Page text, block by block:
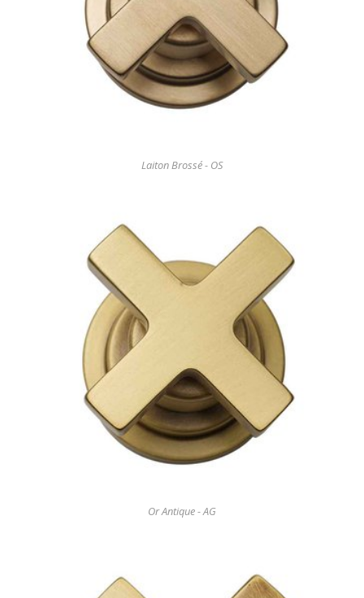
Laiton Brossé - OS
Or Antique - AG